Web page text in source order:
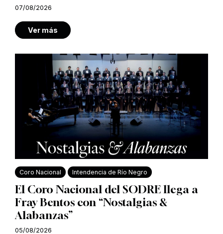
07/08/2026
Ver más
Coro Nacional Intendencia de Río Negro
El Coro Nacional del SODRE llega a
Fray Bentos con “Nostalgias &
Alabanzas”
05/08/2026